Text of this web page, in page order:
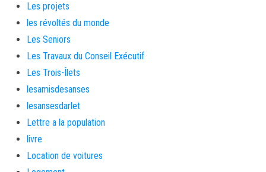
Les projets
les révoltés du monde
Les Seniors
Les Travaux du Conseil Exécutif
Les Trois-Îlets
lesamisdesanses
lesansesdarlet
Lettre a la population
livre
Location de voitures